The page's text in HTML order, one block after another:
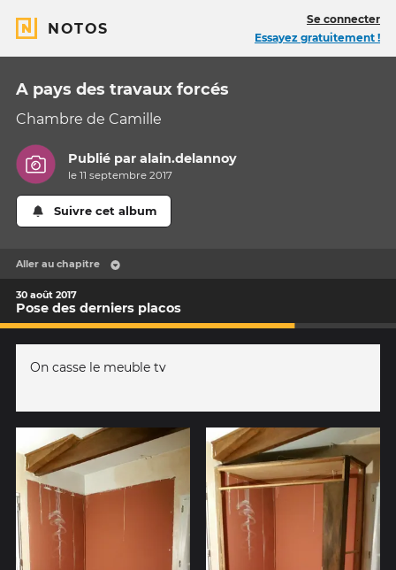
NOTOS
Se connecter
Essayez gratuitement !
A pays des travaux forcés
Chambre de Camille
Publié paralain.delannoy
le 11 septembre 2017
Suivre cet album
Aller au chapitre
30 août 2017
Pose des derniers placos
On casse le meuble tv